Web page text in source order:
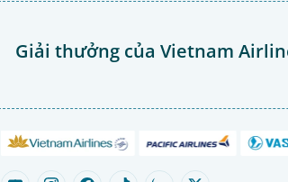
Giải thưởng của Vietnam